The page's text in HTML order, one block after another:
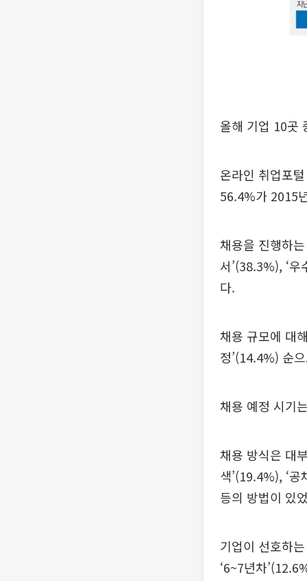
올해 기업 10곳
온라인 취업포
56.4%가 2015
채용을 진행하
서’(38.3%), ‘
다.
채용 규모에 대
정’(14.4%) 순
채용 예정 시기
채용 방식은 대
색’(19.4%), ‘
등의 방법이 있
기업이 선호하
‘6~7년차